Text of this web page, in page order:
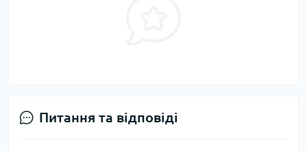
Питання та відповіді